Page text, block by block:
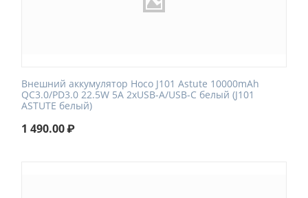
Внешний аккумулятор Hoco J101 Astute 10000mAh
QC3.0/PD3.0 22.5W 5A 2xUSB-A/USB-C белый (J101
ASTUTE белый)
1 490.00₽